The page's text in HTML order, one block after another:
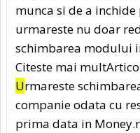
munca si de a
urmareste nu doar
schimbarea modului
Citeste mai
Urmareste
companie odata cu
prima data in